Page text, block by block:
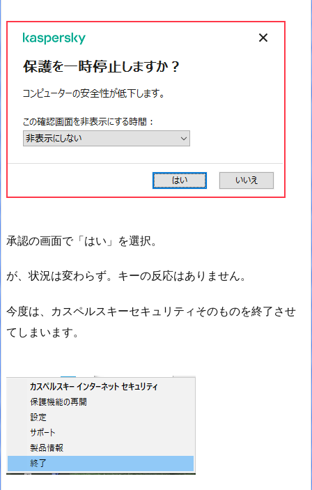
承認の画面で「はい」を選択。
が、状況は変わらず。キーの反応はありません。
今度は、カスペルスキーセキュリティそのものを終了させ
てしまいます。